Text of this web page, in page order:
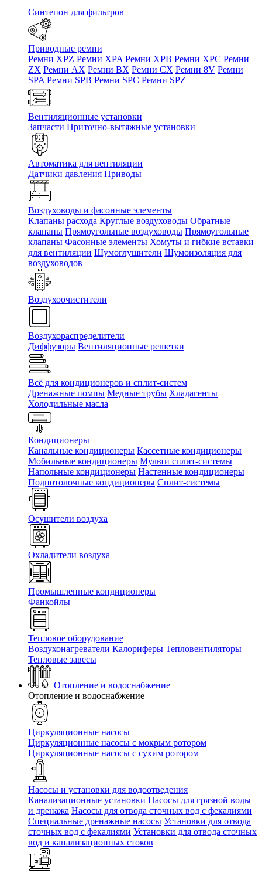
Синтепон для фильтров
Приводные ремни
Ремни XPZ Ремни XPA Ремни XPB Ремни XPC Ремни
ZX Ремни AX Ремни BX Ремни CX Ремни 8V Ремни
SPA Ремни SPB Ремни SPC Ремни SPZ
Вентиляционные установки
Запчасти Приточно-вытяжные установки
Автоматика для вентиляции
Датчики давления Приводы
Воздуховоды и фасонные элементы
Клапаны расхода Круглые воздуховоды Обратные
клапаны Прямоугольные воздуховоды Прямоугольные
клапаны Фасонные элементы Хомуты и гибкие вставки
для вентиляции Шумоглушители Шумоизоляция для
воздуховодов
Воздухоочистители
Воздухораспределители
Диффузоры Вентиляционные решетки
Всё для кондиционеров и сплит-систем
Дренажные помпы Медные трубы Хладагенты
Холодильные масла
Кондиционеры
Канальные кондиционеры Кассетные кондиционеры
Мобильные кондиционеры Мульти сплит-системы
Напольные кондиционеры Настенные кондиционеры
Подпотолочные кондиционеры Сплит-системы
Осушители воздуха
Охладители воздуха
Промышленные кондиционеры
Фанкойлы
Тепловое оборудование
Воздухонагреватели Калориферы Тепловентиляторы
Тепловые завесы
Отопление и водоснабжение
Отопление и водоснабжение
Циркуляционные насосы
Циркуляционные насосы с мокрым ротором
Циркуляционные насосы с сухим ротором
Насосы и установки для водоотведения
Канализационные установки Насосы для грязной воды
и дренажа Насосы для отвода сточных вод c фекалиями
Специальные дренажные насосы Установки для отвода
сточных вод c фекалиями Установки для отвода сточных
вод и канализационных стоков